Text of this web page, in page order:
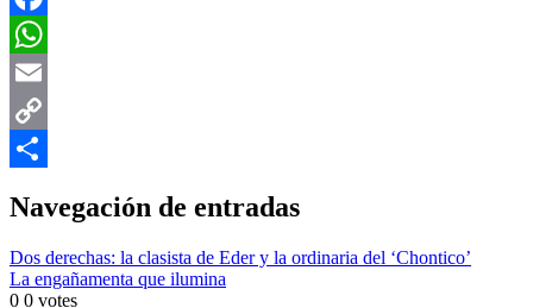
Facebook
WhatsApp
Email
Copy
Navegación de entradas
Dos derechas: la clasista de Eder y la ordinaria del ‘Chontico’
La engañamenta que ilumina
0 0 votes